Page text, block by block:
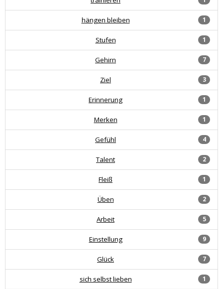
1
hängen bleiben
1
Stufen
7
Gehirn
3
Ziel
1
Erinnerung
1
Merken
4
Gefühl
2
Talent
1
Fleiß
2
Üben
5
Arbeit
9
Einstellung
7
Glück
1
sich selbst lieben